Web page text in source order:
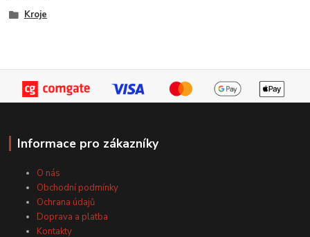
Kroje
Informace pro zákazníky
O nás
Obchodní podmínky
Ochrana údajů
Doprava a platba
Kontakty